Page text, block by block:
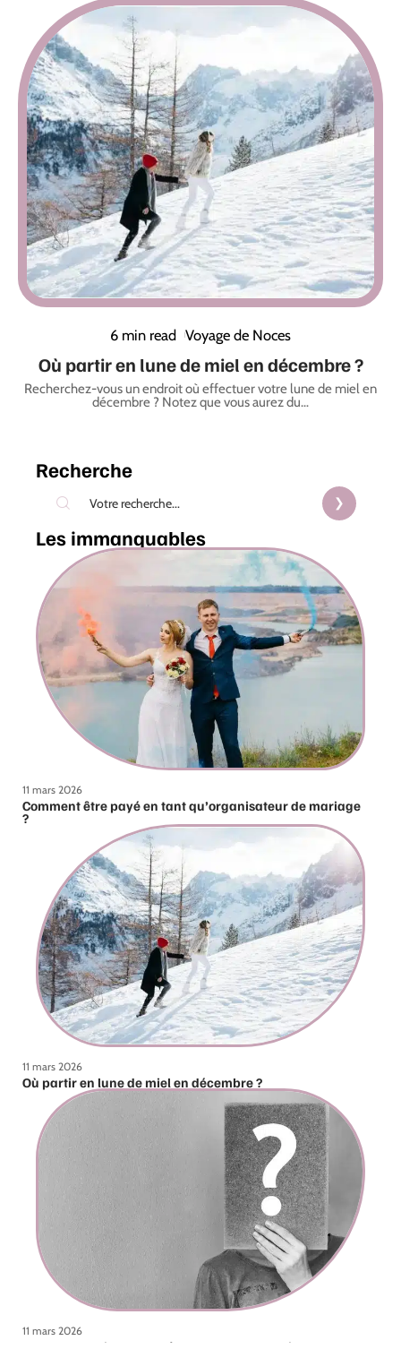
6 min read Voyage de Noces
Où partir en lune de miel en décembre ?
Recherchez-vous un endroit où effectuer votre lune de miel en
décembre ? Notez que vous aurez du…
Recherche
Les immanquables
11 mars 2026
Comment être payé en tant qu’organisateur de mariage
?
11 mars 2026
Où partir en lune de miel en décembre ?
11 mars 2026